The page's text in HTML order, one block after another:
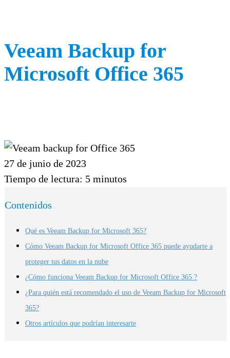
Veeam Backup for
Microsoft Office 365
27 de junio de 2023
Tiempo de lectura: 5 minutos
Contenidos
Qué es Veeam Backup for Microsoft 365?
Cómo Veeam Backup for Microsoft Office 365 puede ayudarte a
proteger tus datos en la nube
¿Cómo funciona Veeam Backup for Microsoft Office 365 ?
¿Para quién está recomendado el uso de Veeam Backup for Microsoft
365?
Otros artículos que podrían interesarte